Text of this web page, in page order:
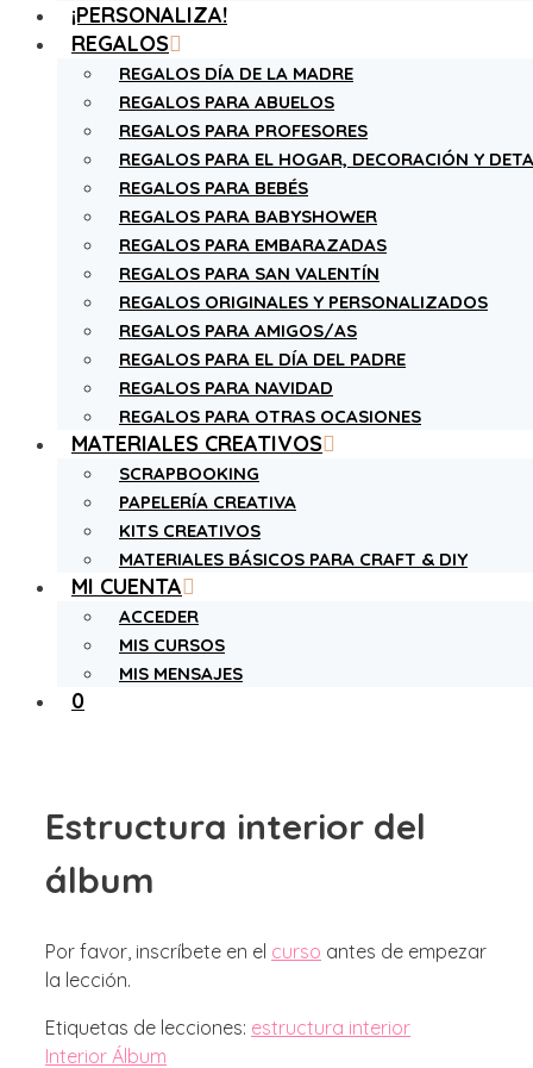
¡PERSONALIZA!
REGALOS
REGALOS DÍA DE LA MADRE
REGALOS PARA ABUELOS
REGALOS PARA PROFESORES
REGALOS PARA EL HOGAR, DECORACIÓN Y
REGALOS PARA BEBÉS
REGALOS PARA BABYSHOWER
REGALOS PARA EMBARAZADAS
REGALOS PARA SAN VALENTÍN
REGALOS ORIGINALES Y PERSONALIZADOS
REGALOS PARA AMIGOS/AS
REGALOS PARA EL DÍA DEL PADRE
REGALOS PARA NAVIDAD
REGALOS PARA OTRAS OCASIONES
MATERIALES CREATIVOS
SCRAPBOOKING
PAPELERÍA CREATIVA
KITS CREATIVOS
MATERIALES BÁSICOS PARA CRAFT & DIY
MI CUENTA
ACCEDER
MIS CURSOS
MIS MENSAJES
0
Estructura interior del
álbum
Por favor, inscríbete en el curso antes de empezar
la lección.
Etiquetas de lecciones: estructura interior
Interior Álbum